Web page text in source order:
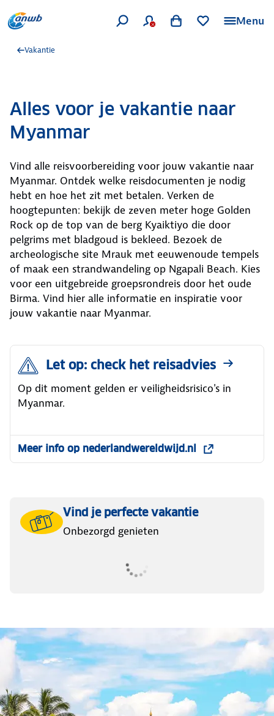
Menu
Vakantie
Alles voor je vakantie naar
Myanmar
Vind alle reisvoorbereiding voor jouw vakantie naar
Myanmar. Ontdek welke reisdocumenten je nodig
hebt en hoe het zit met betalen. Verken de
hoogtepunten: bekijk de zeven meter hoge Golden
Rock op de top van de berg Kyaiktiyo die door
pelgrims met bladgoud is bekleed. Bezoek de
archeologische site Mrauk met eeuwenoude tempels
of maak een strandwandeling op Ngapali Beach. Kies
voor een uitgebreide groepsrondreis door het oude
Birma. Vind hier alle informatie en inspiratie voor
jouw vakantie naar Myanmar.
Let op: check het reisadvies
Op dit moment gelden er veiligheidsrisico's in
Myanmar.
Meer info op nederlandwereldwijd.nl
Vind je perfecte vakantie
Onbezorgd genieten